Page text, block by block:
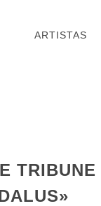
ARTISTAS